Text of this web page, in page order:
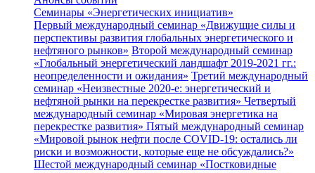
Семинары «Энергетических инициатив»
Первый международный семинар «Движущие силы и
перспективы развития глобальных энергетического и
нефтяного рынков» Второй международный семинар
«Глобальный энергетический ландшафт 2019-2021 гг.:
неопределенности и ожидания» Третий международный
семинар «Неизвестные 2020-е: энергетический и
нефтяной рынки на перекрестке развития» Четвертый
международный семинар «Мировая энергетика на
перекрестке развития» Пятый международный семинар
«Мировой рынок нефти после COVID-19: остались ли
риски и возможности, которые еще не обсуждались?»
Шестой международный семинар «Постковидные